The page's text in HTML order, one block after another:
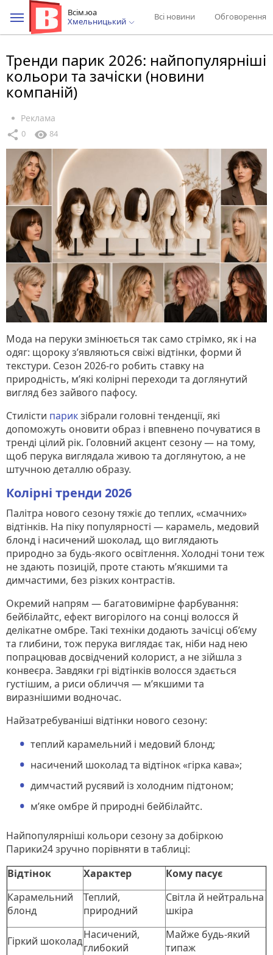
Всім.юа
Хмельницький
Всі новини Обговорення
Тренди парик 2026: найпопулярніші
кольори та зачіски (новини
компаній)
Реклама
share 0 visibility 84
Мода на перуки змінюється так само стрімко, як і на
одяг: щороку з’являються свіжі відтінки, форми й
текстури. Сезон 2026-го робить ставку на
природність, м’які колірні переходи та доглянутий
вигляд без зайвого пафосу.
Стилісти парикзібрали головні тенденції, які
допоможуть оновити образ і впевнено почуватися в
тренді цілий рік. Головний акцент сезону — на тому,
щоб перука виглядала живою та доглянутою, а не
штучною деталлю образу.
Колірні тренди 2026
Палітра нового сезону тяжіє до теплих, «смачних»
відтінків. На піку популярності — карамель, медовий
блонд і насичений шоколад, що виглядають
природно за будь-якого освітлення. Холодні тони теж
не здають позицій, проте стають м’якшими та
димчастими, без різких контрастів.
Окремий напрям — багатовимірне фарбування:
бейбілайтс, ефект вигорілого на сонці волосся й
делікатне омбре. Такі техніки додають зачісці об’єму
та глибини, тож перука виглядає так, ніби над нею
попрацював досвідчений колорист, а не зійшла з
конвеєра. Завдяки грі відтінків волосся здається
густішим, а риси обличчя — м’якшими та
виразнішими водночас.
Найзатребуваніші відтінки нового сезону:
теплий карамельний і медовий блонд;
насичений шоколад та відтінок «гірка кава»;
димчастий русявий із холодним підтоном;
м’яке омбре й природні бейбілайтс.
Найпопулярніші кольори сезону за добіркою
Парики24 зручно порівняти в таблиці:
Відтінок
Характер
Кому пасує
Карамельний
блонд
Теплий,
природний
Світла й нейтральна
шкіра
Гіркий шоколадНасичений,
глибокий
Майже будь-який
типаж